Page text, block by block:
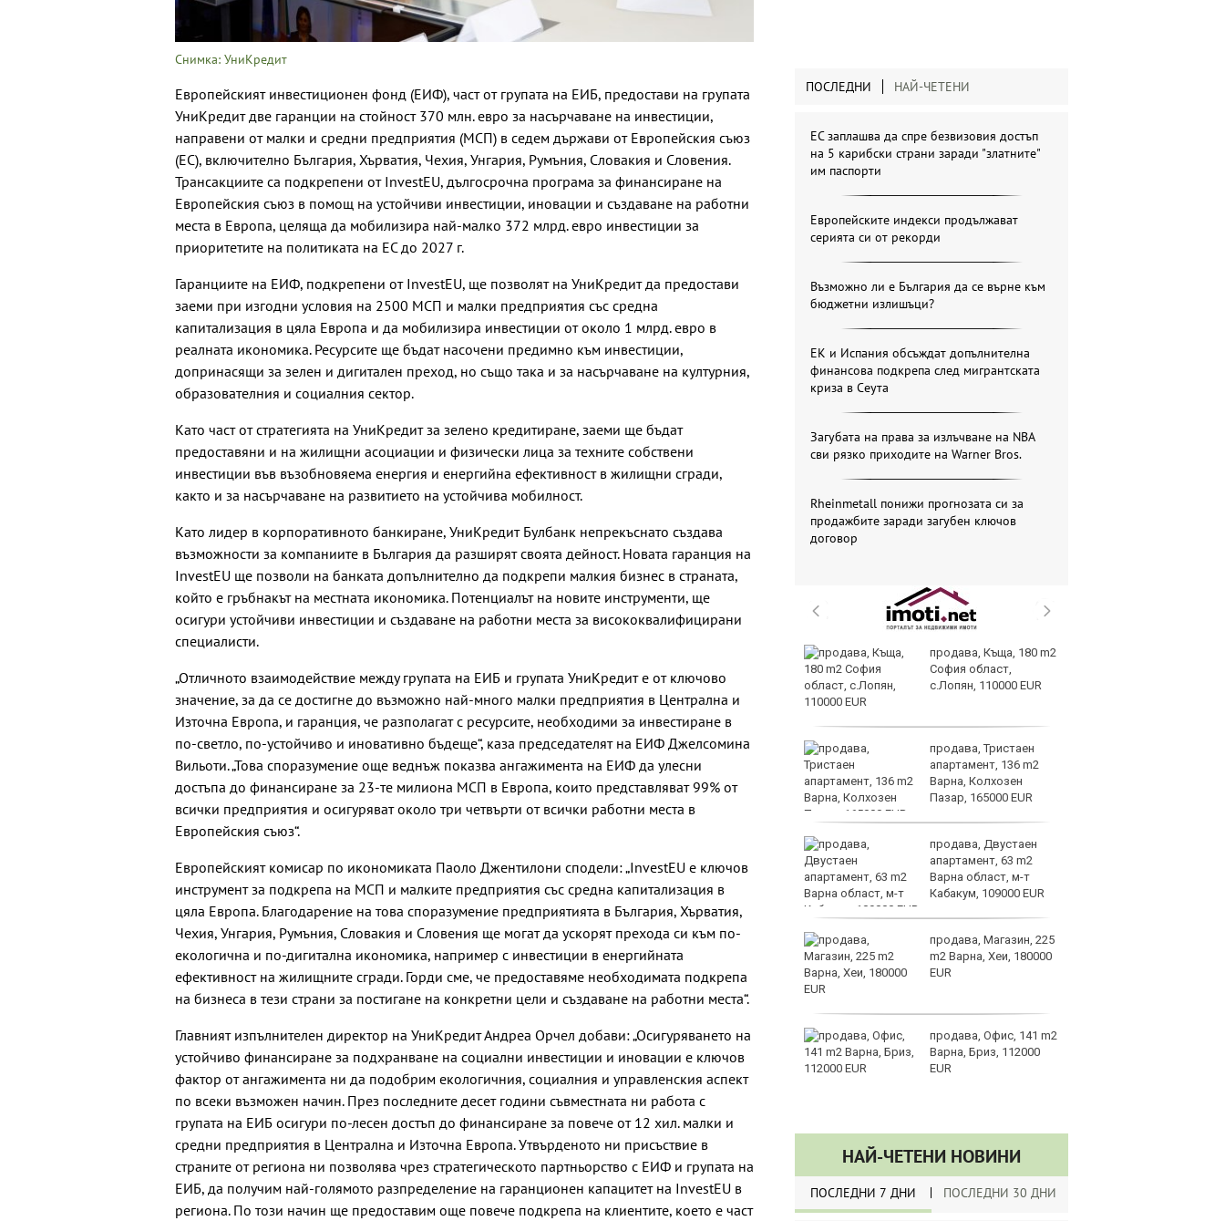
Снимка: УниКредит
Европейският инвестиционен фонд (ЕИФ), част от групата на ЕИБ, предостави на групата
УниКредит две гаранции на стойност 370 млн. евро за насърчаване на инвестиции,
направени от малки и средни предприятия (МСП) в седем държави от Европейския съюз
(ЕС), включително България, Хърватия, Чехия, Унгария, Румъния, Словакия и Словения.
Трансакциите са подкрепени от InvestEU, дългосрочна програма за финансиране на
Европейския съюз в помощ на устойчиви инвестиции, иновации и създаване на работни
места в Европа, целяща да мобилизира най-малко 372 млрд. евро инвестиции за
приоритетите на политиката на ЕС до 2027 г.
Гаранциите на ЕИФ, подкрепени от InvestEU, ще позволят на УниКредит да предостави
заеми при изгодни условия на 2500 МСП и малки предприятия със средна
капитализация в цяла Европа и да мобилизира инвестиции от около 1 млрд. евро в
реалната икономика. Ресурсите ще бъдат насочени предимно към инвестиции,
допринасящи за зелен и дигитален преход, но също така и за насърчаване на културния,
образователния и социалния сектор.
Като част от стратегията на УниКредит за зелено кредитиране, заеми ще бъдат
предоставяни и на жилищни асоциации и физически лица за техните собствени
инвестиции във възобновяема енергия и енергийна ефективност в жилищни сгради,
както и за насърчаване на развитието на устойчива мобилност.
Като лидер в корпоративното банкиране, УниКредит Булбанк непрекъснато създава
възможности за компаниите в България да разширят своята дейност. Новата гаранция на
InvestEU ще позволи на банката допълнително да подкрепи малкия бизнес в страната,
който е гръбнакът на местната икономика. Потенциалът на новите инструменти, ще
осигури устойчиви инвестиции и създаване на работни места за висококвалифицирани
специалисти.
„Отличното взаимодействие между групата на ЕИБ и групата УниКредит е от ключово
значение, за да се достигне до възможно най-много малки предприятия в Централна и
Източна Европа, и гаранция, че разполагат с ресурсите, необходими за инвестиране в
по-светло, по-устойчиво и иновативно бъдеще“, каза председателят на ЕИФ Джелсомина
Вильоти. „Това споразумение още веднъж показва ангажимента на ЕИФ да улесни
достъпа до финансиране за 23-те милиона МСП в Европа, които представляват 99% от
всички предприятия и осигуряват около три четвърти от всички работни места в
Европейския съюз“.
Европейският комисар по икономиката Паоло Джентилони сподели: „InvestEU е ключов
инструмент за подкрепа на МСП и малките предприятия със средна капитализация в
цяла Европа. Благодарение на това споразумение предприятията в България, Хърватия,
Чехия, Унгария, Румъния, Словакия и Словения ще могат да ускорят прехода си към по-
екологична и по-дигитална икономика, например с инвестиции в енергийната
ефективност на жилищните сгради. Горди сме, че предоставяме необходимата подкрепа
на бизнеса в тези страни за постигане на конкретни цели и създаване на работни места“.
Главният изпълнителен директор на УниКредит Андреа Орчел добави: „Осигуряването на
устойчиво финансиране за подхранване на социални инвестиции и иновации е ключов
фактор от ангажимента ни да подобрим екологичния, социалния и управленския аспект
по всеки възможен начин. През последните десет години съвместната ни работа с
групата на ЕИБ осигури по-лесен достъп до финансиране за повече от 12 хил. малки и
средни предприятия в Централна и Източна Европа. Утвърденото ни присъствие в
страните от региона ни позволява чрез стратегическото партньорство с ЕИФ и групата на
ЕИБ, да получим най-голямото разпределение на гаранционен капацитет на InvestEU в
региона. По този начин ще предоставим още повече подкрепа на клиентите, което е част
ПОСЛЕДНИ НАЙ-ЧЕТЕНИ
ЕС заплашва да спре безвизовия достъп
на 5 карибски страни заради "златните"
им паспорти
Европейските индекси продължават
серията си от рекорди
Възможно ли е България да се върне към
бюджетни излишъци?
ЕК и Испания обсъждат допълнителна
финансова подкрепа след мигрантската
криза в Сеута
Загубата на права за излъчване на NBA
сви рязко приходите на Warner Bros.
Rheinmetall понижи прогнозата си за
продажбите заради загубен ключов
договор
медицината
Златото стигна до
4295 долара за унция
победителите в
Спартакиадата на ВМС
Нови правила пратиха
рекорд на Карлос
Насар в историята
Варна с нова услуга за
денонощна грижа за
възрастни хора и лица
с трайни увреждания
продава, Къща, 180 m2
София област,
с.Лопян, 110000 EUR
продава, Тристаен
апартамент, 136 m2
Варна, Колхозен
Пазар, 165000 EUR
продава, Двустаен
апартамент, 63 m2
Варна област, м-т
Кабакум, 109000 EUR
продава, Магазин, 225
m2 Варна, Хеи, 180000
EUR
продава, Офис, 141 m2
Варна, Бриз, 112000
EUR
НАЙ-ЧЕТЕНИ НОВИНИ
ПОСЛЕДНИ 7 ДНИ ПОСЛЕДНИ 30 ДНИ